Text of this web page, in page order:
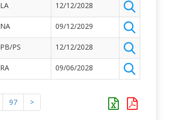
LA 12/12/2028
NA 09/12/2029
PB/PS 12/12/2028
RA 09/06/2028
97 >